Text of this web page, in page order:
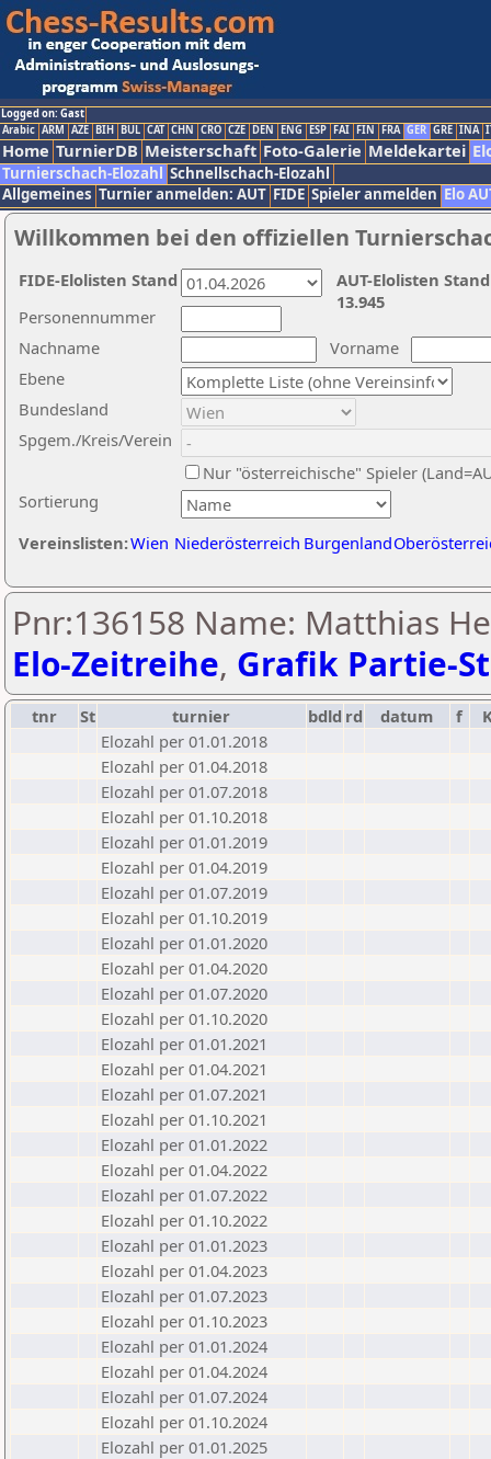
Logged on: Gast
Arabic ARM AZE BIH BUL CAT CHN CRO CZE DEN ENG ESP FAI FIN FRA GER GRE INA
Home TurnierDB Meisterschaft Foto-Galerie Meldekartei
Turnierschach-Elozahl Schnellschach-Elozahl
Allgemeines Turnier anmelden: AUT FIDE Spieler anmelden Elo
Willkommen bei den offiziellen
Nachname
Vorname
Ebene
Sortierung
Personennummer
Bundesland
Spgem./Kreis/Verein
Nur "österreichische" Spieler
Vereinslisten:Wien Niederösterreich Burgenland
AUT-Elolisten
13.945
FIDE-Elolisten Stand
Pnr:136158 Name: Matthias
Elo-Zeitreihe, Grafik Partie-
tnr St turnier bdld rd datum f
Elozahl per 01.01.2018
Elozahl per 01.04.2018
Elozahl per 01.07.2018
Elozahl per 01.10.2018
Elozahl per 01.01.2019
Elozahl per 01.04.2019
Elozahl per 01.07.2019
Elozahl per 01.10.2019
Elozahl per 01.01.2020
Elozahl per 01.04.2020
Elozahl per 01.07.2020
Elozahl per 01.10.2020
Elozahl per 01.01.2021
Elozahl per 01.04.2021
Elozahl per 01.07.2021
Elozahl per 01.10.2021
Elozahl per 01.01.2022
Elozahl per 01.04.2022
Elozahl per 01.07.2022
Elozahl per 01.10.2022
Elozahl per 01.01.2023
Elozahl per 01.04.2023
Elozahl per 01.07.2023
Elozahl per 01.10.2023
Elozahl per 01.01.2024
Elozahl per 01.04.2024
Elozahl per 01.07.2024
Elozahl per 01.10.2024
Elozahl per 01.01.2025